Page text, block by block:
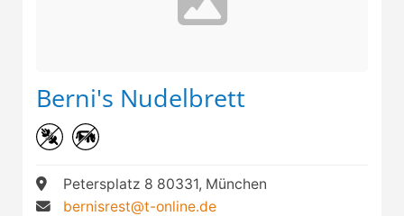
Berni's Nudelbrett
Petersplatz 8 80331, München
bernisrest@t-online.de